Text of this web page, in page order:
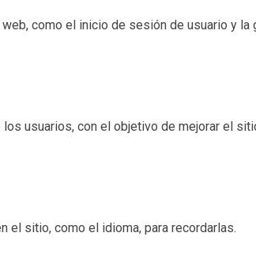
como el inicio de sesión de usuario y
usuarios, con el objetivo de mejorar el
el sitio, como el idioma, para recordarlas.